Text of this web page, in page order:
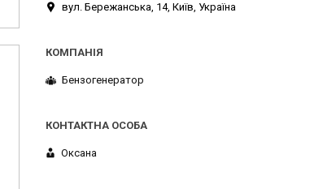
вул. Бережанська, 14, Київ, Україна
Бензогенератор
Оксана